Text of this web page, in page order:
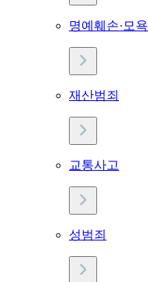
명예훼손·모욕
재산범죄
교통사고
성범죄